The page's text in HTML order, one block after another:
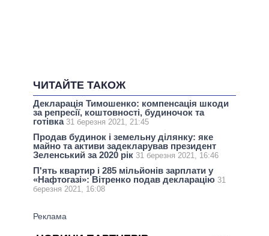
ЧИТАЙТЕ ТАКОЖ
Декларація Тимошенко: компенсація шкоди
за репресії, коштовності, будиночок та
готівка 31 березня 2021, 21:45
Продав будинок і земельну ділянку: яке
майно та активи задекларував президент
Зеленський за 2020 рік 31 березня 2021, 16:46
П'ять квартир і 285 мільйонів зарплати у
«Нафтогазі»: Вітренко подав декларацію 31
березня 2021, 16:08